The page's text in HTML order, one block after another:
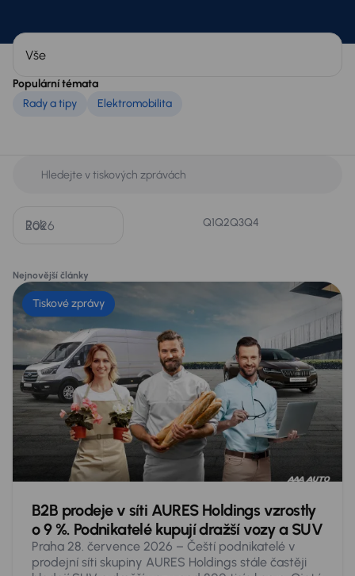
Populární témata
Rady a tipy
Elektromobilita
Rok Q1Q2Q3Q4
Nejnovější články
Tiskové zprávy
B2B prodeje v síti AURES Holdings vzrostly
o 9 %. Podnikatelé kupují dražší vozy a SUV
Praha 28. července 2026 – Čeští podnikatelé v
prodejní síti skupiny AURES Holdings stále častěji